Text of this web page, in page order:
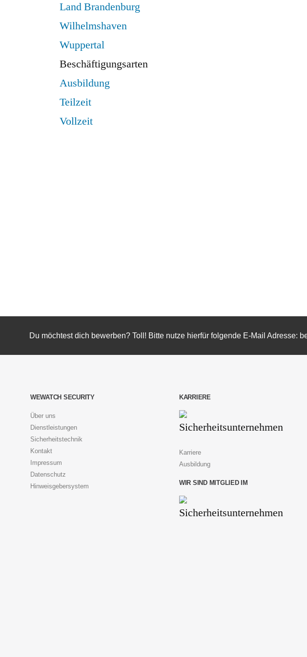
Land Brandenburg
Wilhelmshaven
Wuppertal
Beschäftigungsarten
Ausbildung
Teilzeit
Vollzeit
Du möchtest dich bewerben? Toll! Bitte nutze hierfür folgende E-Mail Adresse:
WEWATCH SECURITY
Über uns
Dienstleistungen
Sicherheitstechnik
Kontakt
Impressum
Datenschutz
Hinweisgebersystem
KARRIERE
Karriere
Ausbildung
WIR SIND MITGLIED IM